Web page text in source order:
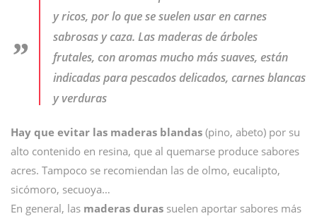
y ricos, por lo que se suelen usar en carnes
sabrosas y caza. Las maderas de árboles
frutales, con aromas mucho más suaves, están
indicadas para pescados delicados, carnes blancas
y verduras
Hay que evitar las maderas blandas (pino, abeto) por su
alto contenido en resina, que al quemarse produce sabores
acres. Tampoco se recomiendan las de olmo, eucalipto,
sicómoro, secuoya…
En general, las maderas duras suelen aportar sabores más